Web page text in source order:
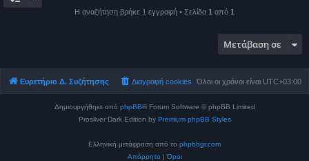
Η αναζήτηση βρήκε 1 εγγραφή • Σελίδα 1 από 1
Μετάβαση σε
Ευρετήριο Δ. Συζήτησης Όλοι οι χρόνοι είναι UTC+03:00
Διαγραφή cookies
Δημιουργήθηκε από phpBB® Forum Software © phpBB Limited
Prosilver Dark Edition by Premium phpBB Styles
Ελληνική μετάφραση από το phpbbgr.com
Απόρρητο |Όροι